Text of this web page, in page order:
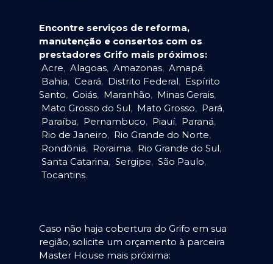
Encontre serviços de reforma,
manutenção e consertos com os
prestadores Grifo mais próximos:
Acre, Alagoas, Amazonas, Amapá,
Bahia, Ceará, Distrito Federal, Espírito
Santo, Goiás, Maranhão, Minas Gerais,
Mato Grosso do Sul, Mato Grosso, Pará,
Paraíba, Pernambuco, Piauí, Paraná,
Rio de Janeiro, Rio Grande do Norte,
Rondônia, Roraima, Rio Grande do Sul,
Santa Catarina, Sergipe, São Paulo,
Tocantins.
Caso não haja cobertura do Grifo em sua
região, solicite um orçamento à parceira
Master House mais próxima: